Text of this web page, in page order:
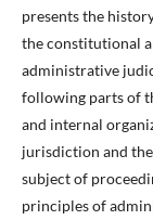
presents the
the constitutional
administrative
following parts of
and internal
jurisdiction and
subject of
principles of